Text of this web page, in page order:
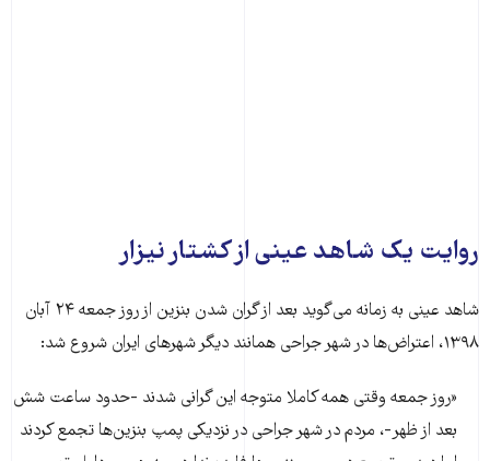
روایت یک شاهد عینی از کشتار نیزار
شاهد عینی به زمانه می‌گوید بعد از گران شدن بنزین از روز جمعه ۲۴ آبان
۱۳۹۸، اعتراض‌ها در شهر جراحی همانند دیگر شهرهای ایران شروع شد:
«روز جمعه وقتی همه کاملا متوجه این گرانی شدند -حدود ساعت شش
بعد از ظهر-، مردم در شهر جراحی در نزدیکی پمپ بنزین‌ها تجمع کردند